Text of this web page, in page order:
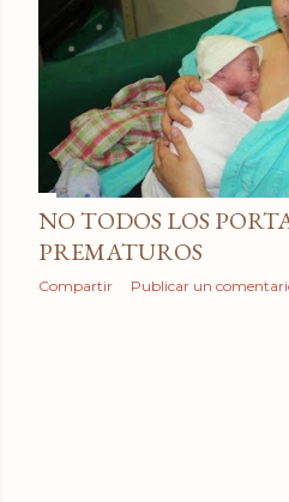
a
NO TODOS LOS
PREMATUROS
Compartir Publicar un